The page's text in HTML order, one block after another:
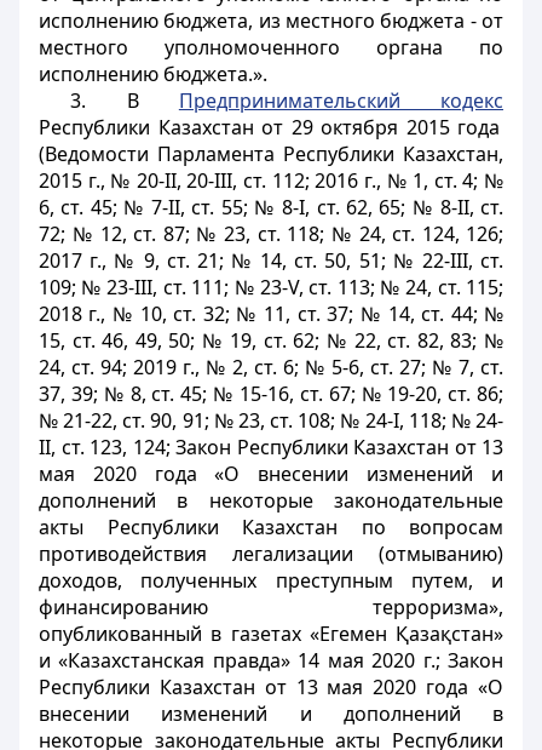
исполнению бюджета, из местного бюджета - от
местного уполномоченного органа по
исполнению бюджета.».
3. В Предпринимательский кодекс
Республики Казахстан от 29 октября 2015 года
(Ведомости Парламента Республики Казахстан,
2015 г., № 20-II, 20-III, ст. 112; 2016 г., № 1, ст. 4; №
6, ст. 45; № 7-II, ст. 55; № 8-І, ст. 62, 65; № 8-II, ст.
72; № 12, ст. 87; № 23, ст. 118; № 24, ст. 124, 126;
2017 г., № 9, ст. 21; № 14, ст. 50, 51; № 22-III, ст.
109; № 23-III, ст. 111; № 23-V, ст. 113; № 24, ст. 115;
2018 г., № 10, ст. 32; № 11, ст. 37; № 14, ст. 44; №
15, ст. 46, 49, 50; № 19, ст. 62; № 22, ст. 82, 83; №
24, ст. 94; 2019 г., № 2, ст. 6; № 5-6, ст. 27; № 7, ст.
37, 39; № 8, ст. 45; № 15-16, ст. 67; № 19-20, ст. 86;
№ 21-22, ст. 90, 91; № 23, ст. 108; № 24-І, 118; № 24-
ІІ, ст. 123, 124; Закон Республики Казахстан от 13
мая 2020 года «О внесении изменений и
дополнений в некоторые законодательные
акты Республики Казахстан по вопросам
противодействия легализации (отмыванию)
доходов, полученных преступным путем, и
финансированию терроризма»,
опубликованный в газетах «Егемен Қазақстан»
и «Казахстанская правда» 14 мая 2020 г.; Закон
Республики Казахстан от 13 мая 2020 года «О
внесении изменений и дополнений в
некоторые законодательные акты Республики